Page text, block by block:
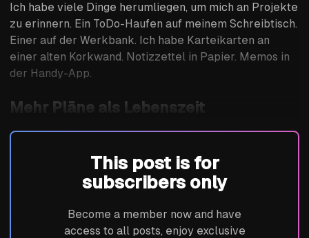
Ich habe viele Dinge herumliegen, um mich an Projekte
zu erinnern. Ein ToDo-Haufen auf meinem Schreibtisch.
Einer auf der Werkbank. Ich habe Karteikarten an
einer alten Korkwand. Notizzettel in Papier. Memos in
der Handy-App.
Mehr Pläne als Lebenszeit
This post is for
subscribers only
Become a member now and have
access to all posts, enjoy exclusive